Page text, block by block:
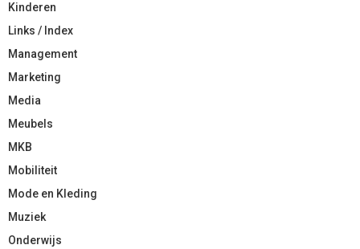
Kinderen
Links / Index
Management
Marketing
Media
Meubels
MKB
Mobiliteit
Mode en Kleding
Muziek
Onderwijs